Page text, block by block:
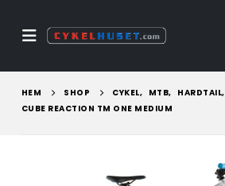
HEM SHOP CYKEL, MTB, HARDTAIL,
CUBE REACTION TM ONE MEDIUM